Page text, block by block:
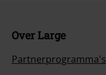
Over Large
Partnerprogramma's